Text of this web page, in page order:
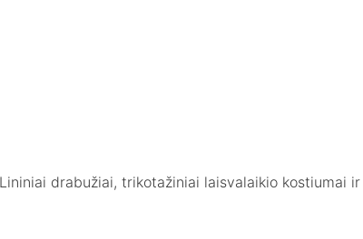
Lininiai drabužiai, trikotažiniai laisvalaikio kostiumai